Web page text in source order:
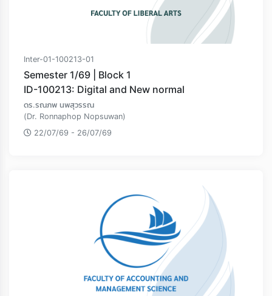
Inter-01-100213-01
Semester 1/69 | Block 1
ID-100213: Digital and New normal
ดร.รณภพ นพสุวรรณ
(Dr. Ronnaphop Nopsuwan)
22/07/69 - 26/07/69
Loading...